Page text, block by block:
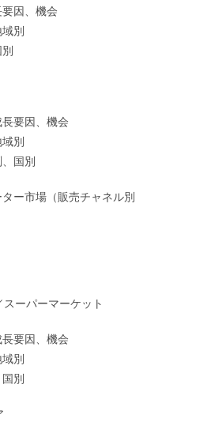
因、機会
別
要因、機会
別
国別
ー市場（販売チャネル別
ーパーマーケット
要因、機会
別
別